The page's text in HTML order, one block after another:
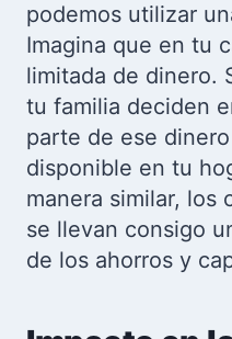
podemos utilizar
Imagina que en tu
limitada de dinero.
tu familia deciden
parte de ese
disponible en tu
manera similar, los
se llevan consigo
de los ahorros y